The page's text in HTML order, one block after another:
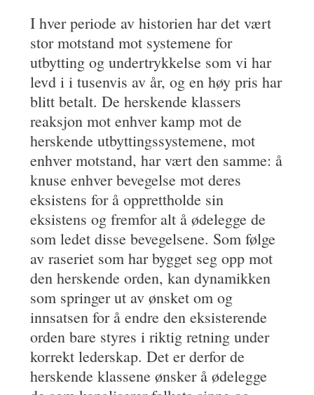
I hver periode av historien har det vært
stor motstand mot systemene for
utbytting og undertrykkelse som vi har
levd i i tusenvis av år, og en høy pris har
blitt betalt. De herskende klassers
reaksjon mot enhver kamp mot de
herskende utbyttingssystemene, mot
enhver motstand, har vært den samme: å
knuse enhver bevegelse mot deres
eksistens for å opprettholde sin
eksistens og fremfor alt å ødelegge de
som ledet disse bevegelsene. Som følge
av raseriet som har bygget seg opp mot
den herskende orden, kan dynamikken
som springer ut av ønsket om og
innsatsen for å endre den eksisterende
orden bare styres i riktig retning under
korrekt lederskap. Det er derfor de
herskende klassene ønsker å ødelegge